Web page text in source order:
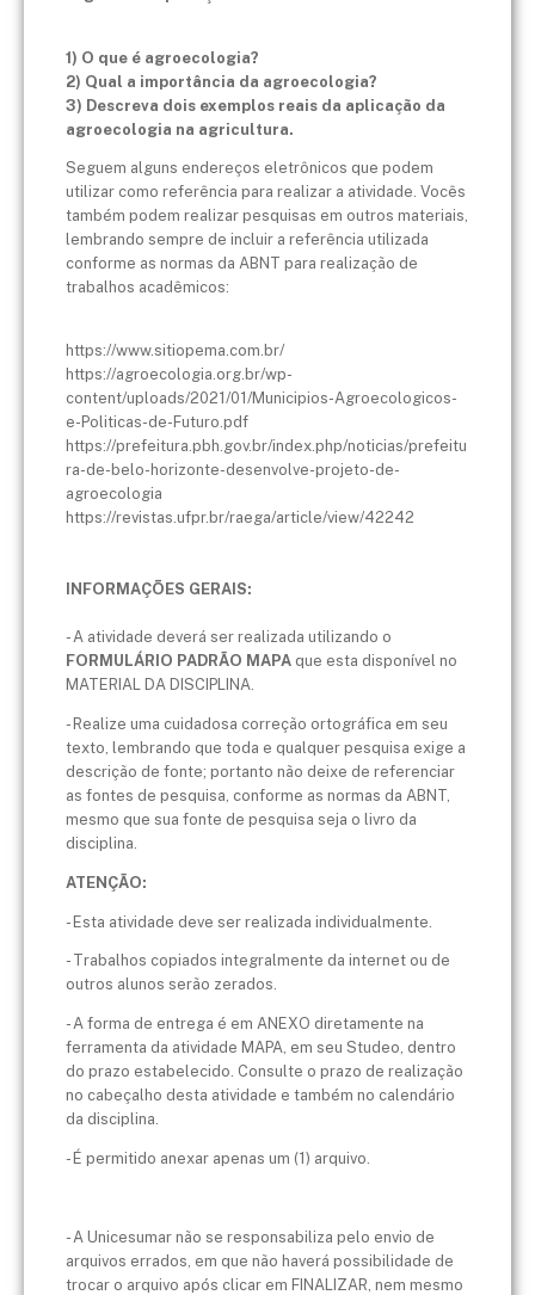
1) O que é agroecologia?
2) Qual a importância da agroecologia?
3) Descreva dois exemplos reais da aplicação da
agroecologia na agricultura.
Seguem alguns endereços eletrônicos que podem
utilizar como referência para realizar a atividade. Vocês
também podem realizar pesquisas em outros materiais,
lembrando sempre de incluir a referência utilizada
conforme as normas da ABNT para realização de
trabalhos acadêmicos:
https://www.sitiopema.com.br/
https://agroecologia.org.br/wp-
content/uploads/2021/01/Municipios-Agroecologicos-
e-Politicas-de-Futuro.pdf
https://prefeitura.pbh.gov.br/index.php/noticias/prefeitu
ra-de-belo-horizonte-desenvolve-projeto-de-
agroecologia
https://revistas.ufpr.br/raega/article/view/42242
INFORMAÇÕES GERAIS:
- A atividade deverá ser realizada utilizando o
FORMULÁRIO PADRÃO MAPA que esta disponível no
MATERIAL DA DISCIPLINA.
- Realize uma cuidadosa correção ortográfica em seu
texto, lembrando que toda e qualquer pesquisa exige a
descrição de fonte; portanto não deixe de referenciar
as fontes de pesquisa, conforme as normas da ABNT,
mesmo que sua fonte de pesquisa seja o livro da
disciplina.
ATENÇÃO:
- Esta atividade deve ser realizada individualmente.
- Trabalhos copiados integralmente da internet ou de
outros alunos serão zerados.
- A forma de entrega é em ANEXO diretamente na
ferramenta da atividade MAPA, em seu Studeo, dentro
do prazo estabelecido. Consulte o prazo de realização
no cabeçalho desta atividade e também no calendário
da disciplina.
- É permitido anexar apenas um (1) arquivo.
- A Unicesumar não se responsabiliza pelo envio de
arquivos errados, em que não haverá possibilidade de
trocar o arquivo após clicar em FINALIZAR, nem mesmo